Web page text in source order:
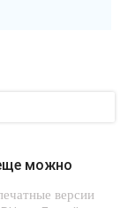
еще можно
версии